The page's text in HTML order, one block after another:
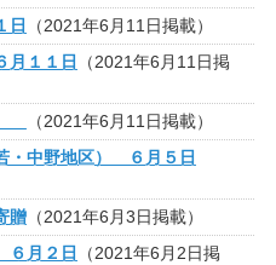
日
（2021年6月11日掲載）
１１日
（2021年6月11日掲
（2021年6月11日掲載）
・中野地区） ６月５日
贈（2021年6月3日掲載）
月２日
（2021年6月2日掲